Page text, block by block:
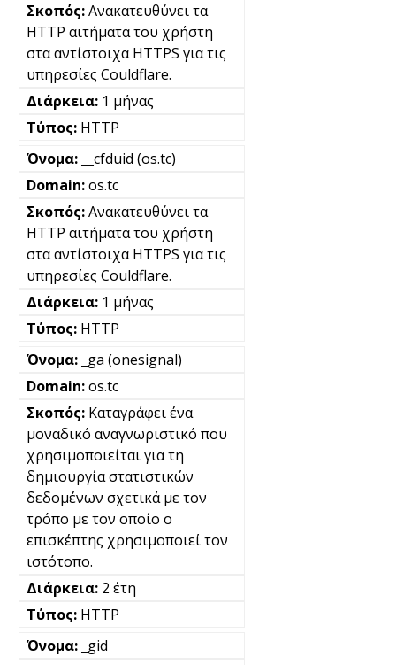
Ανακατευθύνει τα
HTTP αιτήματα του χρήστη
στα αντίστοιχα HTTPS για τις
υπηρεσίες Couldflare.
1 μήνας
HTTP
__cfduid (os.tc)
os.tc
Ανακατευθύνει τα
HTTP αιτήματα του χρήστη
στα αντίστοιχα HTTPS για τις
υπηρεσίες Couldflare.
1 μήνας
HTTP
_ga (onesignal)
os.tc
Καταγράφει ένα
μοναδικό αναγνωριστικό που
χρησιμοποιείται για τη
δημιουργία στατιστικών
δεδομένων σχετικά με τον
τρόπο με τον οποίο ο
επισκέπτης χρησιμοποιεί τον
ιστότοπο.
2 έτη
HTTP
_gid